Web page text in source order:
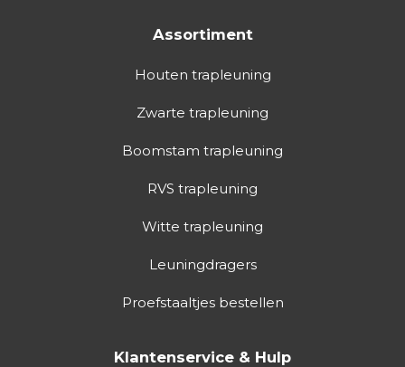
Assortiment
Houten trapleuning
Zwarte trapleuning
Boomstam trapleuning
RVS trapleuning
Witte trapleuning
Leuningdragers
Proefstaaltjes bestellen
Klantenservice & Hulp